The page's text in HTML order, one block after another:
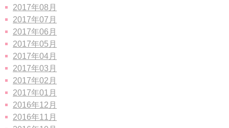
2017年08月
2017年07月
2017年06月
2017年05月
2017年04月
2017年03月
2017年02月
2017年01月
2016年12月
2016年11月